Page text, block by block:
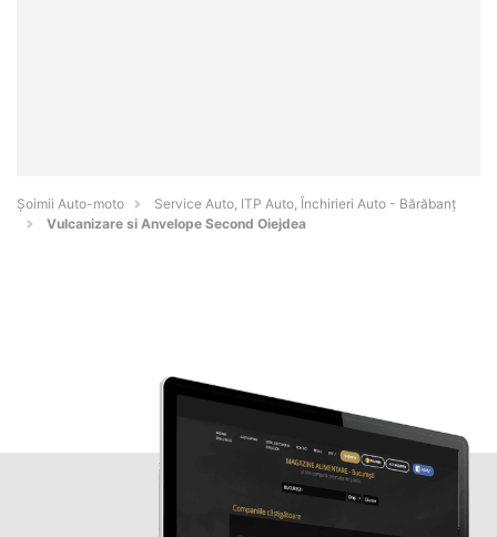
Șoimii Auto-moto
Service Auto, ITP Auto, Închirieri Auto - Bărăbanţ
Vulcanizare si Anvelope Second Oiejdea